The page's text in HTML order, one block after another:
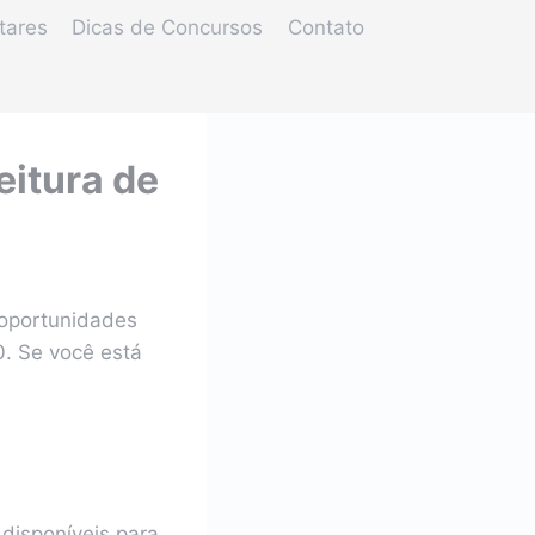
Dicas de Concursos Contato
de
Se você está